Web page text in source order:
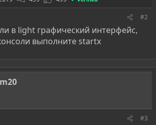
#2
в light графический интерфейс,
выполните startx
#3